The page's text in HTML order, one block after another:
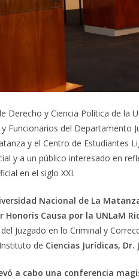
Derecho y Ciencia Política de la
Funcionarios del Departamento
y el Centro de Estudiantes
y a un público interesado en
en el siglo XXI.
Nacional de La
Honoris Causa por la UNLaM
Juzgado en lo Criminal y
de Ciencias Jurídicas, Dr.
a cabo una conferencia